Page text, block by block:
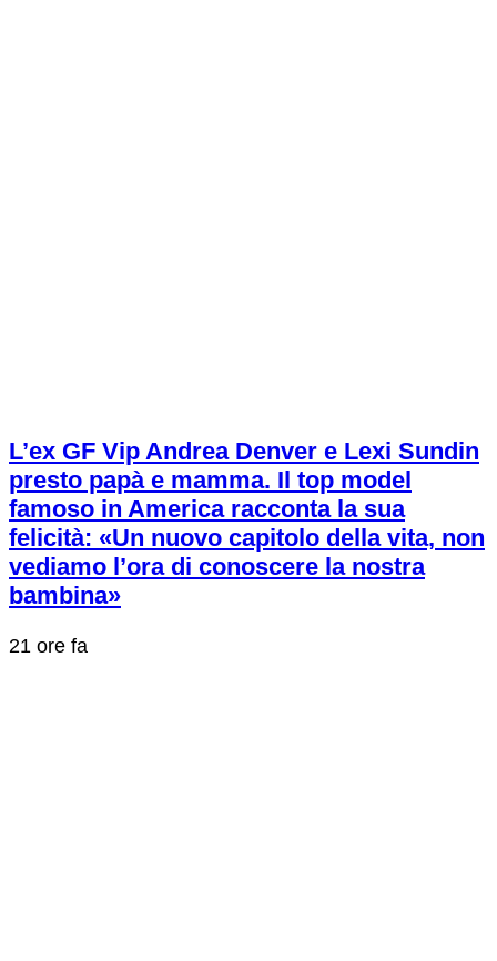
L’ex GF Vip Andrea Denver e Lexi Sundin
presto papà e mamma. Il top model
famoso in America racconta la sua
felicità: «Un nuovo capitolo della vita, non
vediamo l’ora di conoscere la nostra
bambina»
21 ore fa